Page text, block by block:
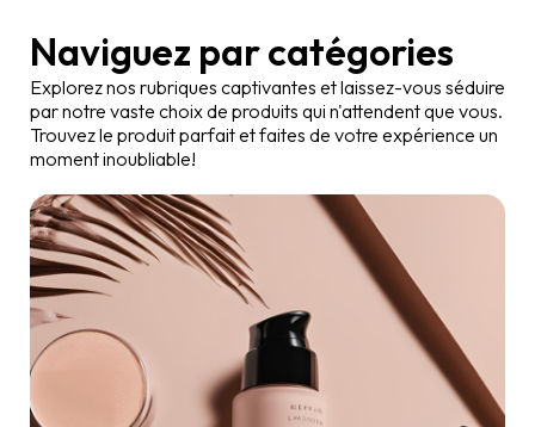
Naviguez parcatégories
Explorez nos rubriques captivantes et laissez-vous séduire
par notre vaste choix de produits qui n'attendent que vous.
Trouvez le produit parfait et faites de votre expérience un
moment inoubliable!